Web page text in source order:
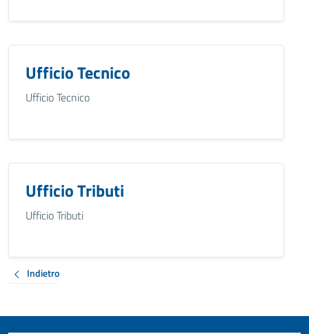
Ufficio Tecnico
Ufficio Tecnico
Ufficio Tributi
Ufficio Tributi
Indietro